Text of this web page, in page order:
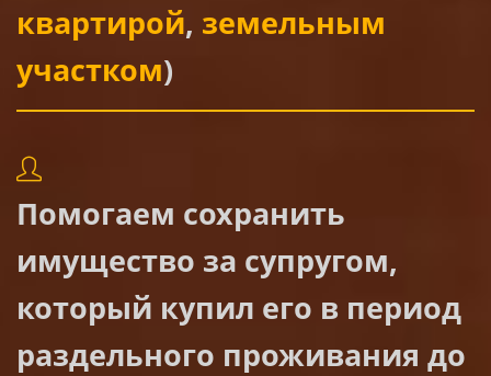
квартирой, земельным
участком)
Помогаем сохранить
имущество за супругом,
который купил его в период
раздельного проживания до